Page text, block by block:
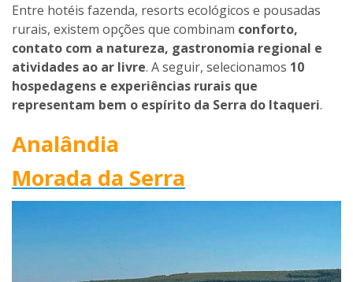
Entre hotéis fazenda, resorts ecológicos e pousadas
rurais, existem opções que combinam conforto,
contato com a natureza, gastronomia regional e
atividades ao ar livre. A seguir, selecionamos 10
hospedagens e experiências rurais que
representam bem o espírito da Serra do Itaqueri.
Analândia
Morada da Serra